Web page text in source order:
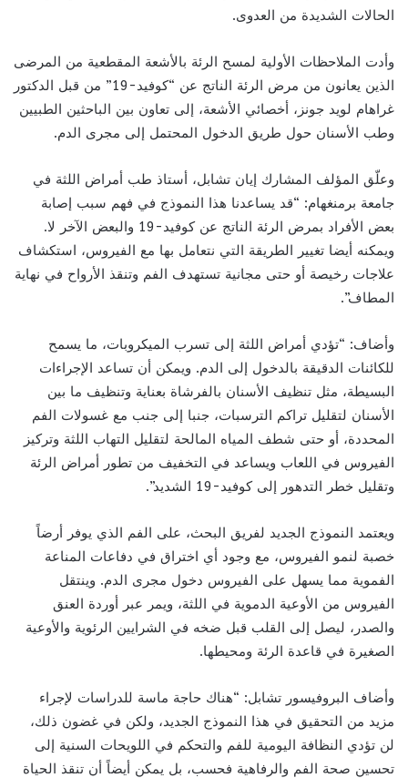
الحالات الشديدة من العدوى.
وأدت الملاحظات الأولية لمسح الرئة بالأشعة المقطعية من المرضى
الذين يعانون من مرض الرئة الناتج عن “كوفيد-19” من قبل الدكتور
غراهام لويد جونز، أخصائي الأشعة، إلى تعاون بين الباحثين الطبيين
وطب الأسنان حول طريق الدخول المحتمل إلى مجرى الدم.
وعلّق المؤلف المشارك إيان تشابل، أستاذ طب أمراض اللثة في
جامعة برمنغهام: “قد يساعدنا هذا النموذج في فهم سبب إصابة
بعض الأفراد بمرض الرئة الناتج عن كوفيد-19 والبعض الآخر لا.
ويمكنه أيضا تغيير الطريقة التي نتعامل بها مع الفيروس، استكشاف
علاجات رخيصة أو حتى مجانية تستهدف الفم وتنقذ الأرواح في نهاية
المطاف”.
وأضاف: “تؤدي أمراض اللثة إلى تسرب الميكروبات، ما يسمح
للكائنات الدقيقة بالدخول إلى الدم. ويمكن أن تساعد الإجراءات
البسيطة، مثل تنظيف الأسنان بالفرشاة بعناية وتنظيف ما بين
الأسنان لتقليل تراكم الترسبات، جنبا إلى جنب مع غسولات الفم
المحددة، أو حتى شطف المياه المالحة لتقليل التهاب اللثة وتركيز
الفيروس في اللعاب ويساعد في التخفيف من تطور أمراض الرئة
وتقليل خطر التدهور إلى كوفيد-19 الشديد”.
ويعتمد النموذج الجديد لفريق البحث، على الفم الذي يوفر أرضاً
خصبة لنمو الفيروس، مع وجود أي اختراق في دفاعات المناعة
الفموية مما يسهل على الفيروس دخول مجرى الدم. وينتقل
الفيروس من الأوعية الدموية في اللثة، ويمر عبر أوردة العنق
والصدر، ليصل إلى القلب قبل ضخه في الشرايين الرئوية والأوعية
الصغيرة في قاعدة الرئة ومحيطها.
وأضاف البروفيسور تشابل: “هناك حاجة ماسة للدراسات لإجراء
مزيد من التحقيق في هذا النموذج الجديد، ولكن في غضون ذلك،
لن تؤدي النظافة اليومية للفم والتحكم في اللويحات السنية إلى
تحسين صحة الفم والرفاهية فحسب، بل يمكن أيضاً أن تنقذ الحياة